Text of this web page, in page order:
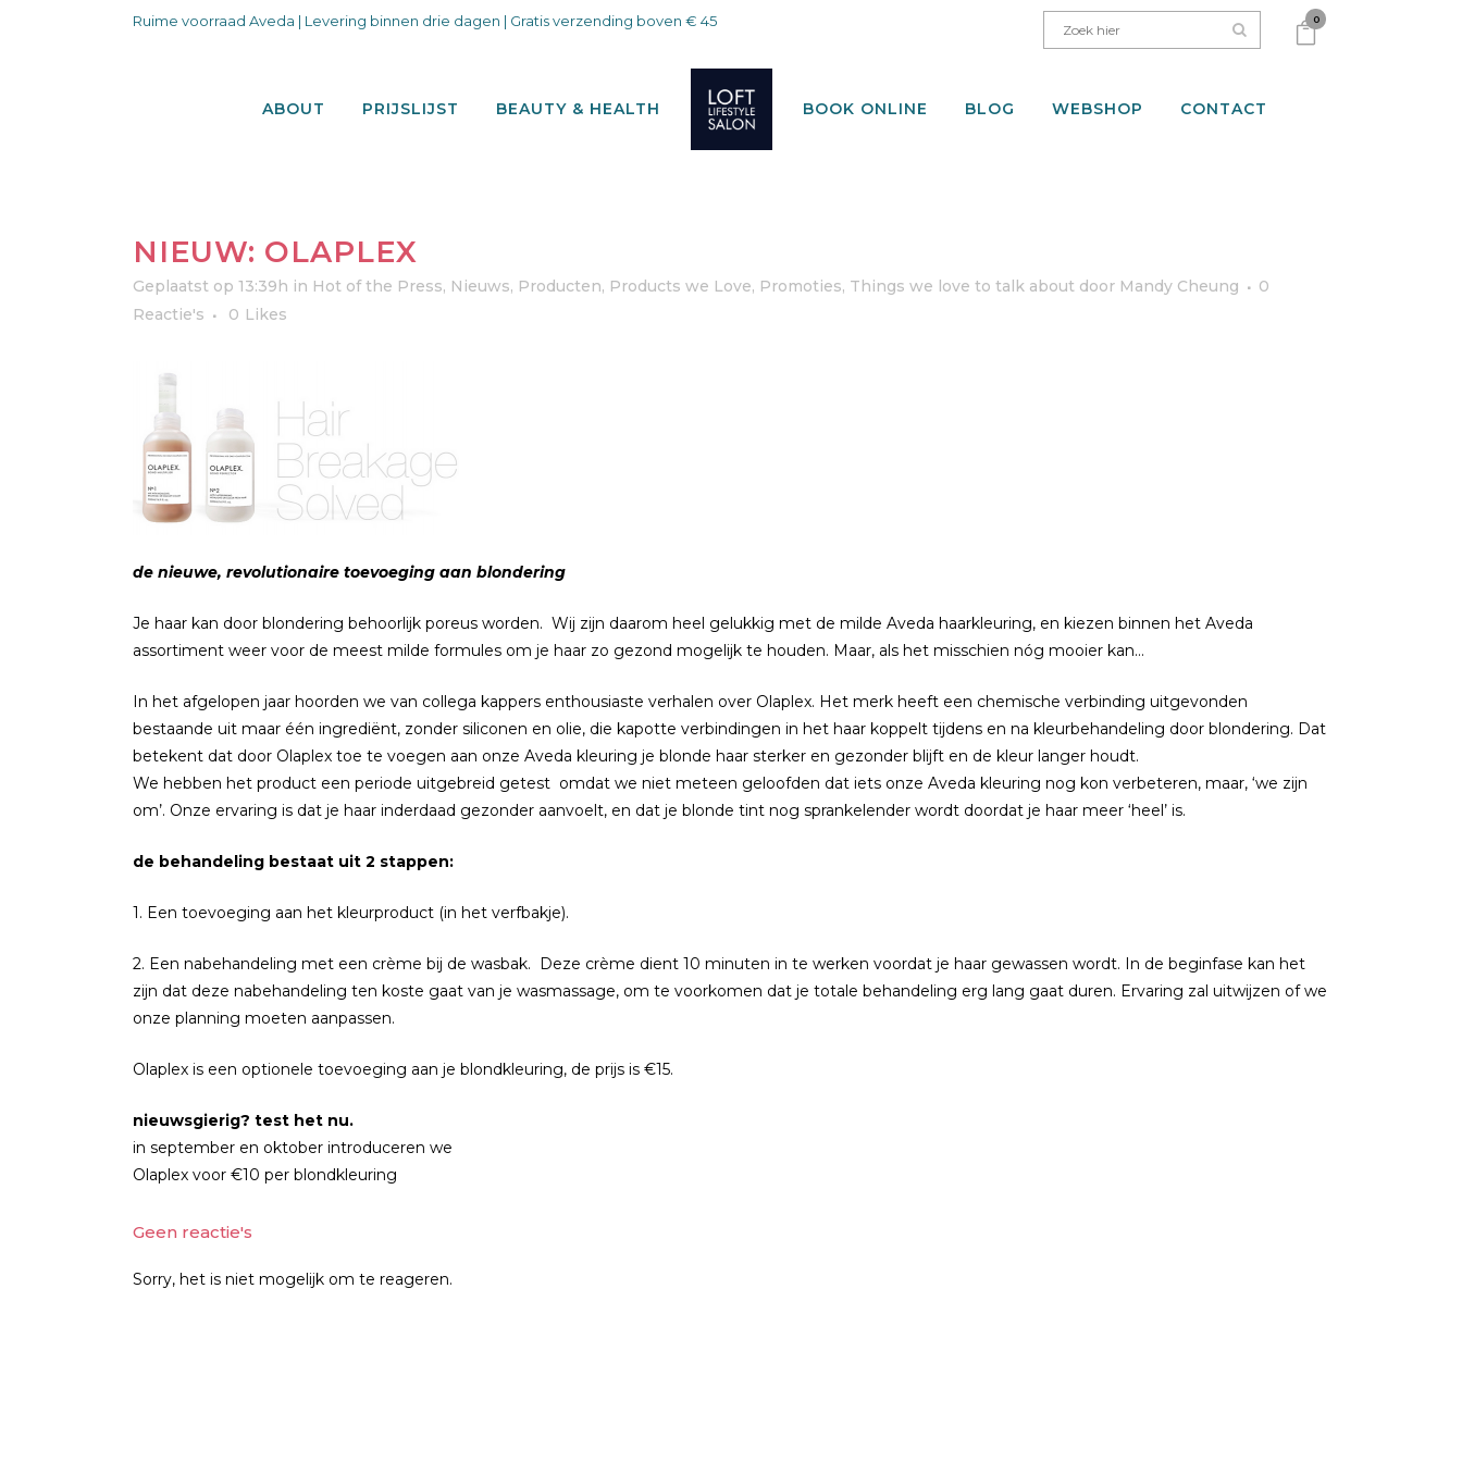
Ruime voorraad Aveda | Levering binnen drie dagen | Gratis verzending boven € 45 0
ABOUT PRIJSLIJST BEAUTY & HEALTH BOOK ONLINE BLOG WEBSHOP CONTACT
NIEUW: OLAPLEX
Geplaatst op 13:39h in Hot of the Press, Nieuws, Producten, Products we Love, Promoties, Things we love to talk about door Mandy Cheung
0
Reactie's
0 Likes
de nieuwe, revolutionaire toevoeging aan blondering
Je haar kan door blondering behoorlijk poreus worden. Wij zijn daarom heel gelukkig met de milde Aveda haarkleuring, en kiezen binnen het Aveda
assortiment weer voor de meest milde formules om je haar zo gezond mogelijk te houden. Maar, als het misschien nóg mooier kan…
In het afgelopen jaar hoorden we van collega kappers enthousiaste verhalen over Olaplex. Het merk heeft een chemische verbinding uitgevonden
bestaande uit maar één ingrediënt, zonder siliconen en olie, die kapotte verbindingen in het haar koppelt tijdens en na kleurbehandeling door blondering. Dat
betekent dat door Olaplex toe te voegen aan onze Aveda kleuring je blonde haar sterker en gezonder blijft en de kleur langer houdt.
We hebben het product een periode uitgebreid getest omdat we niet meteen geloofden dat iets onze Aveda kleuring nog kon verbeteren, maar, ‘we zijn
om’. Onze ervaring is dat je haar inderdaad gezonder aanvoelt, en dat je blonde tint nog sprankelender wordt doordat je haar meer ‘heel’ is.
de behandeling bestaat uit 2 stappen:
1. Een toevoeging aan het kleurproduct (in het verfbakje).
2. Een nabehandeling met een crème bij de wasbak. Deze crème dient 10 minuten in te werken voordat je haar gewassen wordt. In de beginfase kan het
zijn dat deze nabehandeling ten koste gaat van je wasmassage, om te voorkomen dat je totale behandeling erg lang gaat duren. Ervaring zal uitwijzen of we
onze planning moeten aanpassen.
Olaplex is een optionele toevoeging aan je blondkleuring, de prijs is €15.
nieuwsgierig? test het nu.
in september en oktober introduceren we
Olaplex voor €10 per blondkleuring
Geen reactie's
Sorry, het is niet mogelijk om te reageren.